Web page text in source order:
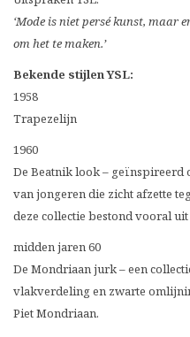
‘Mode is niet persé kunst, maar
om het te maken.’
Bekende stijlen YSL:
1958
Trapezelijn
1960
De Beatnik look – geïnspireerd
van jongeren die zicht afzette
deze collectie bestond vooral
midden jaren 60
De Mondriaan jurk – een
vlakverdeling en zwarte
Piet Mondriaan.